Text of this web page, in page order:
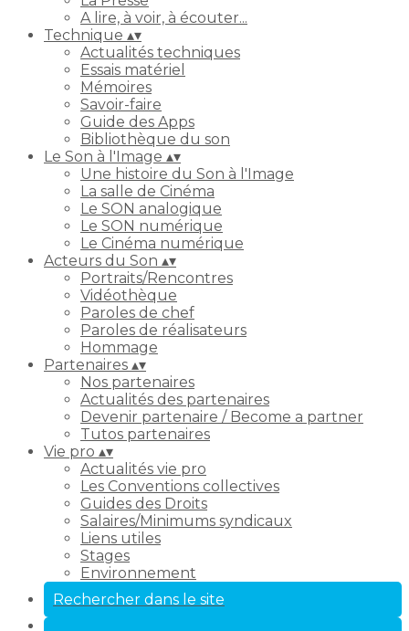
A lire, à voir, à écouter...
Technique ▴▾
Actualités techniques
Essais matériel
Mémoires
Savoir-faire
Guide des Apps
Bibliothèque du son
Le Son à l'Image ▴▾
Une histoire du Son à l'Image
La salle de Cinéma
Le SON analogique
Le SON numérique
Le Cinéma numérique
Acteurs du Son ▴▾
Portraits/Rencontres
Vidéothèque
Paroles de chef
Paroles de réalisateurs
Hommage
Partenaires ▴▾
Nos partenaires
Actualités des partenaires
Devenir partenaire / Become a partner
Tutos partenaires
Vie pro ▴▾
Actualités vie pro
Les Conventions collectives
Guides des Droits
Salaires/Minimums syndicaux
Liens utiles
Stages
Environnement
Rechercher dans le site